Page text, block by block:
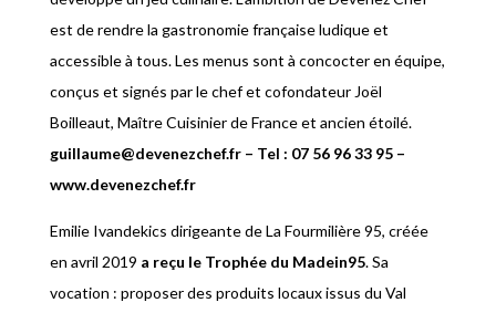
est de rendre la gastronomie française ludique et
accessible à tous. Les menus sont à concocter en équipe,
conçus et signés par le chef et cofondateur Joël
Boilleaut, Maître Cuisinier de France et ancien étoilé.
guillaume@devenezchef.fr – Tel : 07 56 96 33 95 –
www.devenezchef.fr
Emilie Ivandekics dirigeante de La Fourmilière 95, créée
en avril 2019 a reçu le Trophée du Madein95. Sa
vocation : proposer des produits locaux issus du Val